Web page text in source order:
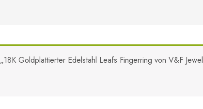
„18K Goldplattierter Edelstahl Leafs Fingerring von V&F